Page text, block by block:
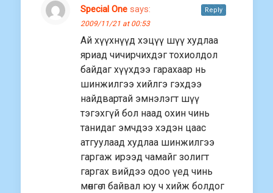
Special One says:
2009/11/21 at 00:53
Ай хүүхнүүд хэцүү шүү худлаа
яриад чичирчихдэг тохиолдол
байдаг хүүхдээ гарахаар нь
шинжилгээ хийлгэ гэхдээ
найдвартай эмнэлэгт шүү
тэгэхгүй бол наад охин чинь
танидаг эмчдээ хэдэн цаас
атгуулаад худлаа шинжилгээ
гаргаж ирээд чамайг золигт
гаргах вийдээ одоо үeд чинь
мөнгө л байвал юу ч хийж болдог
Reply